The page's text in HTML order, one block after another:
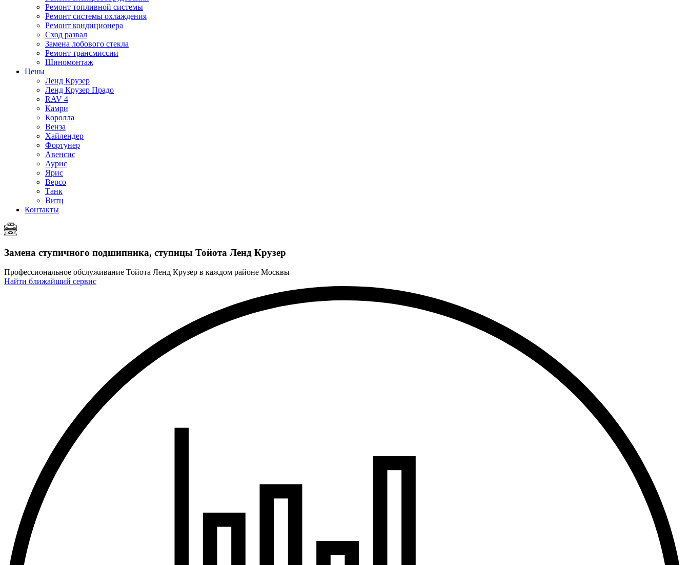
Ремонт топливной системы
Ремонт системы охлаждения
Ремонт кондиционера
Сход развал
Замена лобового стекла
Ремонт трансмиссии
Шиномонтаж
Цены
Ленд Крузер
Ленд Крузер Прадо
RAV 4
Камри
Королла
Венза
Хайлендер
Фортунер
Авенсис
Аурис
Ярис
Версо
Танк
Витц
Контакты
Замена ступичного подшипника, ступицы Тойота Ленд Крузер
Профессиональное обслуживание Тойота Ленд Крузер в каждом районе Москвы
Найти ближайший сервис